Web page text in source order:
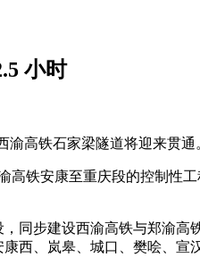
小时
高铁石家梁隧道将迎来贯通
铁安康至重庆段的控制性
同步建设西渝高铁与郑渝
西、岚皋、城口、樊哙、